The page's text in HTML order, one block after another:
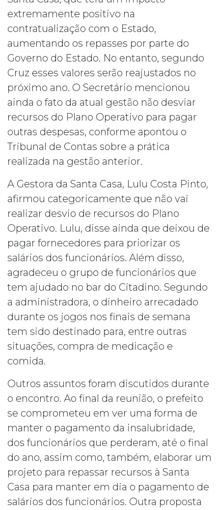
extremamente positivo na
contratualização com o Estado,
aumentando os repasses por parte do
Governo do Estado. No entanto, segundo
Cruz esses valores serão reajustados no
próximo ano. O Secretário mencionou
ainda o fato da atual gestão não desviar
recursos do Plano Operativo para pagar
outras despesas, conforme apontou o
Tribunal de Contas sobre a prática
realizada na gestão anterior.
A Gestora da Santa Casa, Lulu Costa Pinto,
afirmou categoricamente que não vai
realizar desvio de recursos do Plano
Operativo. Lulu, disse ainda que deixou de
pagar fornecedores para priorizar os
salários dos funcionários. Além disso,
agradeceu o grupo de funcionários que
tem ajudado no bar do Citadino. Segundo
a administradora, o dinheiro arrecadado
durante os jogos nos finais de semana
tem sido destinado para, entre outras
situações, compra de medicação e
comida.
Outros assuntos foram discutidos durante
o encontro. Ao final da reunião, o prefeito
se comprometeu em ver uma forma de
manter o pagamento da insalubridade,
dos funcionários que perderam, até o final
do ano, assim como, também, elaborar um
projeto para repassar recursos à Santa
Casa para manter em dia o pagamento de
salários dos funcionários. Outra proposta